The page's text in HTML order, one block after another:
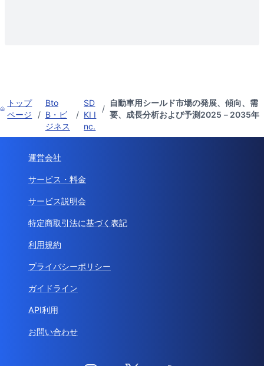
トップ
ページ
/
Bto
B・ビ
ジネス
/
SD
KI I
nc.
/
自動車用シールド市場の発展、傾向、需
要、成長分析および予測2025－2035年
運営会社
サービス・料金
サービス説明会
特定商取引法に基づく表記
利用規約
プライバシーポリシー
ガイドライン
API利用
お問い合わせ